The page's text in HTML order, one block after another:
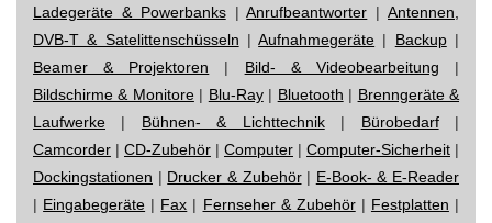
Ladegeräte & Powerbanks|Anrufbeantworter |Antennen,
DVB-T & Satelittenschüsseln |Aufnahmegeräte | Backup|
Beamer & Projektoren | Bild- & Videobearbeitung |
Bildschirme & Monitore| Blu-Ray| Bluetooth | Brenngeräte &
Laufwerke | Bühnen- & Lichttechnik| Bürobedarf|
Camcorder | CD-Zubehör | Computer | Computer-Sicherheit |
Dockingstationen | Drucker & Zubehör| E-Book- & E-Reader
| Eingabegeräte | Fax | Fernseher & Zubehör| Festplatten |